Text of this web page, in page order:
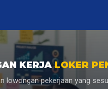
KERJALOKER
lowongan pekerjaan yang